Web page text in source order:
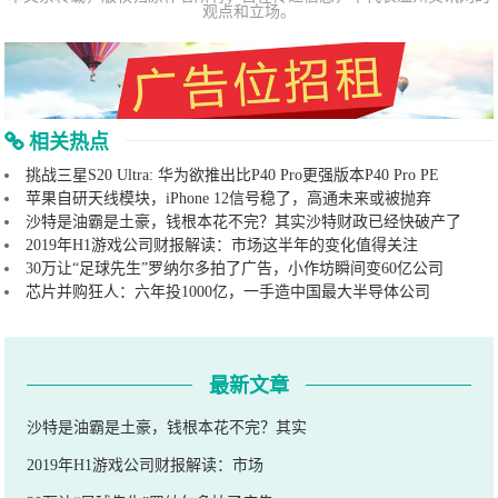
观点和立场。
相关热点
挑战三星S20 Ultra: 华为欲推出比P40 Pro更强版本P40 Pro PE
苹果自研天线模块，iPhone 12信号稳了，高通未来或被抛弃
沙特是油霸是土豪，钱根本花不完？其实沙特财政已经快破产了
2019年H1游戏公司财报解读：市场这半年的变化值得关注
30万让“足球先生”罗纳尔多拍了广告，小作坊瞬间变60亿公司
芯片并购狂人：六年投1000亿，一手造中国最大半导体公司
最新文章
沙特是油霸是土豪，钱根本花不完？其实
2019年H1游戏公司财报解读：市场